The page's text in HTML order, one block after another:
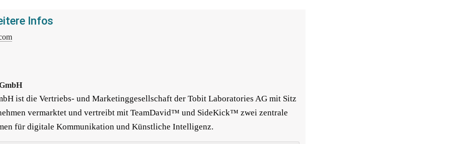
Infos
ist die Vertriebs- und Marketinggesellschaft der Tobit Laboratories AG mit Sitz
vermarktet und vertreibt mit TeamDavid™ und SideKick™ zwei zentrale
für digitale Kommunikation und Künstliche Intelligenz.